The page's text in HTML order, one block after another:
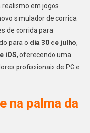
realismo em jogos
simulador de corrida
de corrida para
para o dia 30 de julho,
iOS, oferecendo uma
profissionais de PC e
na palma da